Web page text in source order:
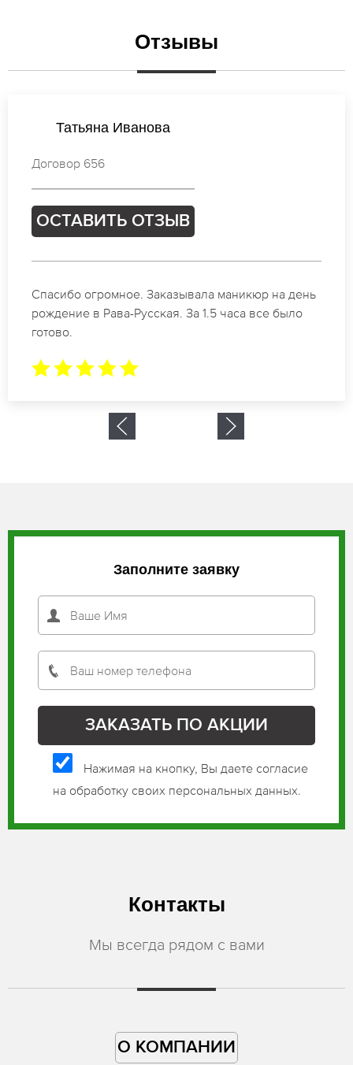
Отзывы
Анастасия Михайлова
Договор 710
ОСТАВИТЬ ОТЗЫВ
Идеальные специалисты своего дела по
маникюру в Рава-Русская. Замечательный
результат. Буду обращаться еще.
Заполните заявку
Нажимая на кнопку, Вы даете согласие
на обработку своих персональных данных.
Контакты
Мы всегда рядом с вами
О КОМПАНИИ